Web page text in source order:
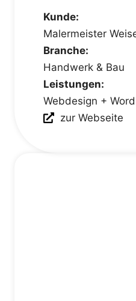
Kunde:
Malermeister
Branche:
Handwerk & Bau
Leistungen:
Webdesign +
zur Webseite